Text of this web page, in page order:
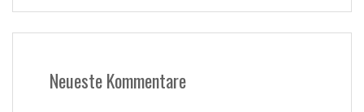
Neueste Kommentare